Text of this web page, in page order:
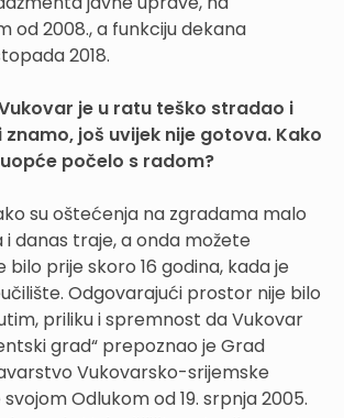
od 2008., a funkciju dekana
2018.
Vukovar je u ratu teško stradao i
još uvijek nije gotova. Kako
počelo s radom?
su oštećenja na zgradama malo
i danas traje, a onda možete
bilo prije skoro 16 godina, kada je
Odgovarajući prostor nije bilo
priliku i spremnost da Vukovar
grad“ prepoznao je Grad
Vukovarsko-srijemske
Odlukom od 19. srpnja 2005.